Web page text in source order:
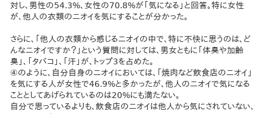
対し、男性の54.3%、女性の70.8%が「気になる」と回答。特に女性
が、他人の衣類のニオイを気にすることが分かった。
さらに、「他人の衣類から感じるニオイの中で、特に不快に思うのは、ど
んなニオイですか？」という質問に対しては、男女ともに「体臭や加齢
臭」、「タバコ」、「汗」が、トップ3を占めた。
④のように、自分自身のニオイにおいては、「焼肉など飲食店のニオイ」
を気にする人が女性で46.9%と多かったが、他人のニオイで気になる
こととしてあげられているのは20%にも満たない。
自分で思っているよりも、飲食店のニオイは他人から気にされていない、